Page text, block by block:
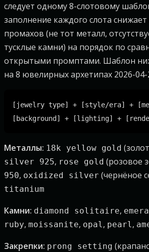
следует одному 8-слотовому
заполнение каждого слота
промахов (не тот металл,
тусклые камни) на порядок по
открытыми промптами. Шаблон
на 8 ювелирных архетипах 2026-04-
[jewelry type] + [style/era] +
Металлы: 18k yellow gold
silver 925, rose gold (розовое
950, oxidized silver (чернёное
titanium
Камни: diamond solitaire,
ruby, moissanite, opal, pearl,
Закрепки: prong setting